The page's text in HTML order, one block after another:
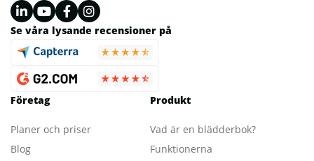
Se våra lysande recensioner på
Företag
Planer och priser
Blog
Produkt
Vad är en blädderbok?
Funktionerna